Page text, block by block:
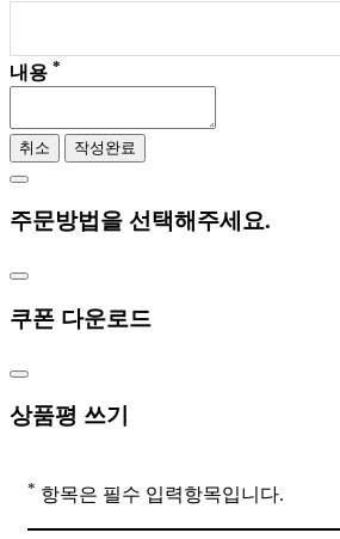
내용 *
취소 작성완료
주문방법을 선택해주세요.
쿠폰 다운로드
상품평 쓰기
* 항목은 필수 입력항목입니다.